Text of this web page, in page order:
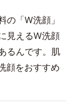
の「W洗顔」
見えるW洗顔
るんです。肌
顔をおすすめ